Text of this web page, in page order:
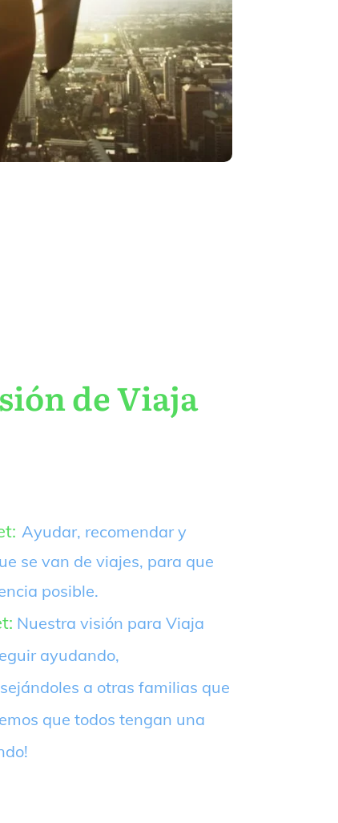
de Viaja
Ayudar, recomendar y
se van de viajes, para que
posible.
Nuestra visión para Viaja
ayudando,
a otras familias que
que todos tengan una